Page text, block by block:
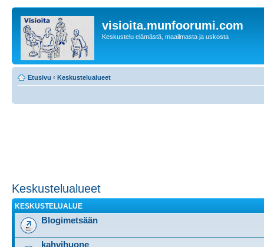
visioita.munfoorumi.com
Keskustelu elämästä, maailmasta ja uskosta
Etusivu ‹ Keskustelualueet
Keskustelualueet
KESKUSTELUALUE
Blogimetsään
kahvihuone